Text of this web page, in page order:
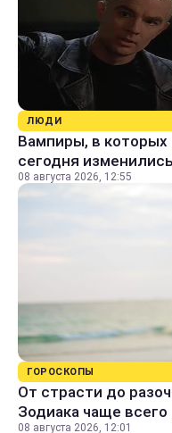
ЛЮДИ
Вампиры, в
сегодня
08 августа 2026, 12:55
ГОРОСКОПЫ
От страсти до
Зодиака чаще
08 августа 2026, 12:01